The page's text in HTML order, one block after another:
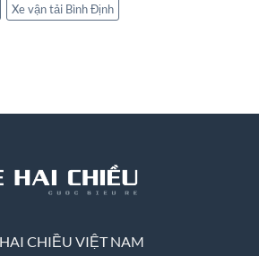
Xe vận tải Bình Định
CHIỀU VIỆT NAM